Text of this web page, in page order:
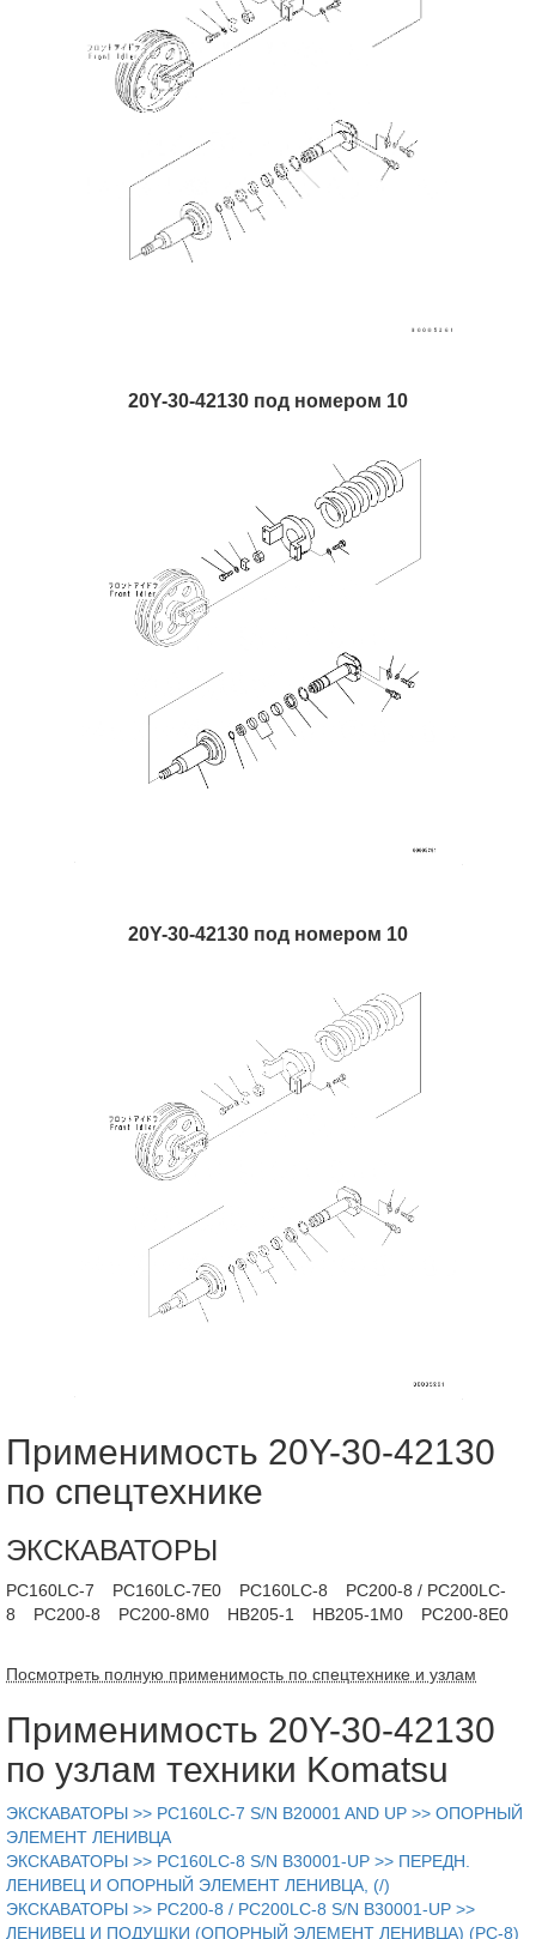
20Y-30-42130 под номером 10
20Y-30-42130 под номером 10
Применимость 20Y-30-42130
по спецтехнике
ЭКСКАВАТОРЫ
PC160LC-7 PC160LC-7E0 PC160LC-8
PC200-8 / PC200LC-
8
PC200-8 PC200-8M0 HB205-1 HB205-1M0 PC200-8E0
Посмотреть полную применимость по спецтехнике и узлам
Применимость 20Y-30-42130
по узлам техники Komatsu
ЭКСКАВАТОРЫ >> PC160LC-7 S/N B20001 AND UP >> ОПОРНЫЙ
ЭЛЕМЕНТ ЛЕНИВЦА
ЭКСКАВАТОРЫ >> PC160LC-8 S/N B30001-UP >> ПЕРЕДН.
ЛЕНИВЕЦ И ОПОРНЫЙ ЭЛЕМЕНТ ЛЕНИВЦА, (/)
ЭКСКАВАТОРЫ >> PC200-8 / PC200LC-8 S/N B30001-UP >>
ЛЕНИВЕЦ И ПОДУШКИ (ОПОРНЫЙ ЭЛЕМЕНТ ЛЕНИВЦА) (PC-8)